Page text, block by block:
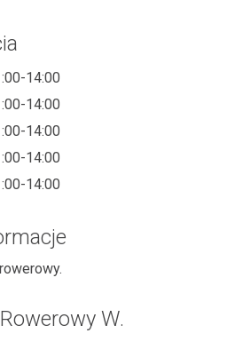
14:00
14:00
14:00
14:00
14:00
W.